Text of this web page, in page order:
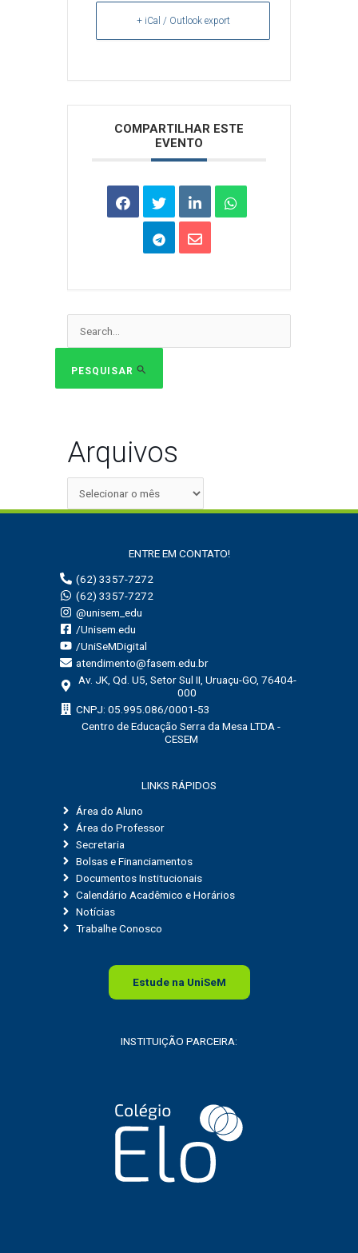
+ iCal / Outlook export
COMPARTILHAR ESTE
EVENTO
Pesquisar
PESQUISAR
Arquivos
ENTRE EM CONTATO!
(62) 3357-7272
(62) 3357-7272
@unisem_edu
/Unisem.edu
/UniSeMDigital
atendimento@fasem.edu.br
Av. JK, Qd. U5, Setor Sul II, Uruaçu-GO, 76404-
000
CNPJ: 05.995.086/0001-53
Centro de Educação Serra da Mesa LTDA -
CESEM
LINKS RÁPIDOS
Área do Aluno
Área do Professor
Secretaria
Bolsas e Financiamentos
Documentos Institucionais
Calendário Acadêmico e Horários
Notícias
Trabalhe Conosco
Estude na UniSeM
INSTITUIÇÃO PARCEIRA: